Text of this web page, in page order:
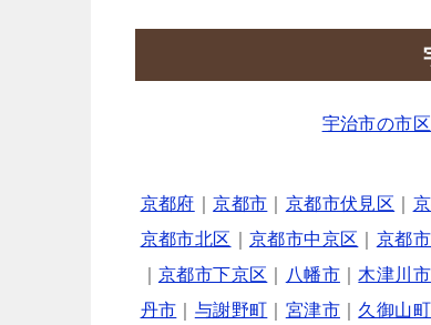
宇治市の市
京都府 ｜京都市 京都市伏見区
京都市北区
京都市中京区 京都
京都市下京区 八幡市｜ 木津川市
丹市
与謝野町 宮津市｜ 久御山町